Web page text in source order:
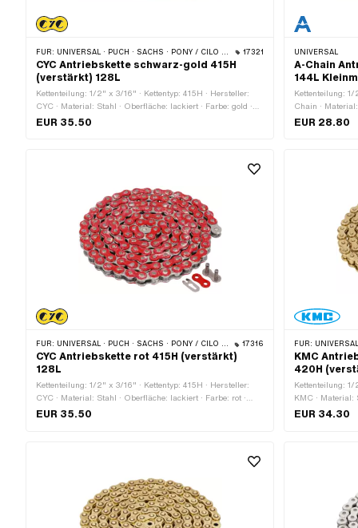
FÜR: UNIVERSAL · PUCH · SACHS · PONY / CILO (BETA 521 & 512) · ZÜNDAPP BELMONDO · TOMOS · BYE BIKE 17321
CYC Antriebskette schwarz-gold 415H
(verstärkt) 128L
Kettenteilung: 1/2" x 3/16" · Kettentyp: 415H · Hersteller:
CYC · Material: Stahl · Oberfläche: lackiert · Farbe: gold ·
Farbe: schwarz · Anzahl Kettenglieder: 128 Stk. ·
EUR 35.50
UNIVERSAL
A-Chain
144L
Kettenteilung:
Chain ·
Kettenglieder:
EUR 28.80
FÜR: UNIVERSAL · PUCH · SACHS · PONY / CILO (BETA 521 & 512) · ZÜNDAPP BELMONDO · TOMOS · BYE BIKE 17316
CYC Antriebskette rot 415H (verstärkt)
128L
Kettenteilung: 1/2" x 3/16" · Kettentyp: 415H · Hersteller:
CYC · Material: Stahl · Oberfläche: lackiert · Farbe: rot ·
Anzahl Kettenglieder: 128 Stk. · Abrollumfang: 1626 mm ·
EUR 35.50
FÜR:
KMC
420H
Kettenteilung:
KMC · Material:
Anzahl
EUR 34.30